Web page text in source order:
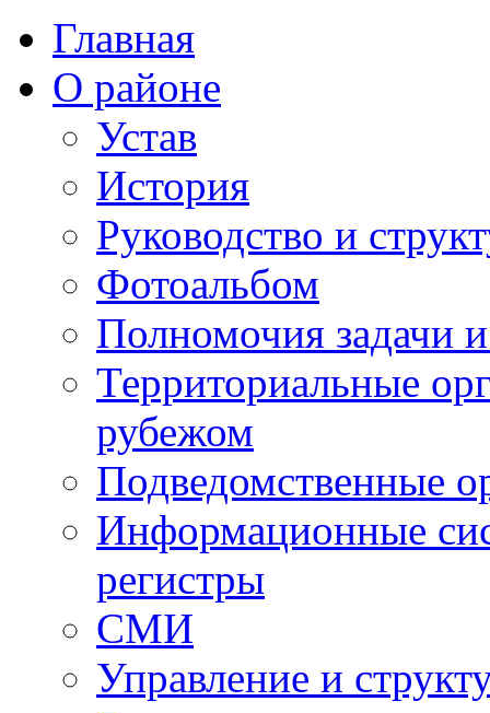
Главная
О районе
Устав
История
Руководство и
Фотоальбом
Полномочия задачи
Территориальные
рубежом
Подведомственные
Информационные
регистры
СМИ
Управление и